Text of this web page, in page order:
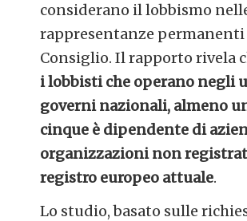
considerano il lobbismo
rappresentanze permanenti
Consiglio. Il rapporto rivela
i lobbisti che operano negli
governi nazionali, almeno
cinque è dipendente di
organizzazioni non
registro europeo attuale.
Lo studio, basato sulle